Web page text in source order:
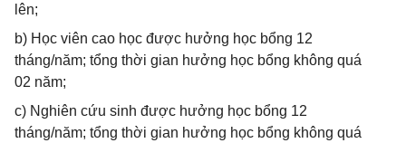
lên;
b) Học viên cao học được hưởng học bổng 12
tháng/năm; tổng thời gian hưởng học bổng không quá
02 năm;
c) Nghiên cứu sinh được hưởng học bổng 12
tháng/năm; tổng thời gian hưởng học bổng không quá